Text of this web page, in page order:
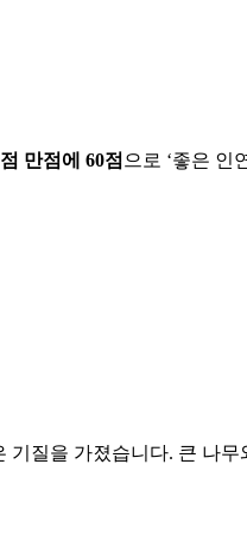
만점에 60점 으로 ‘좋은 인
질을 가졌습니다. 큰 나